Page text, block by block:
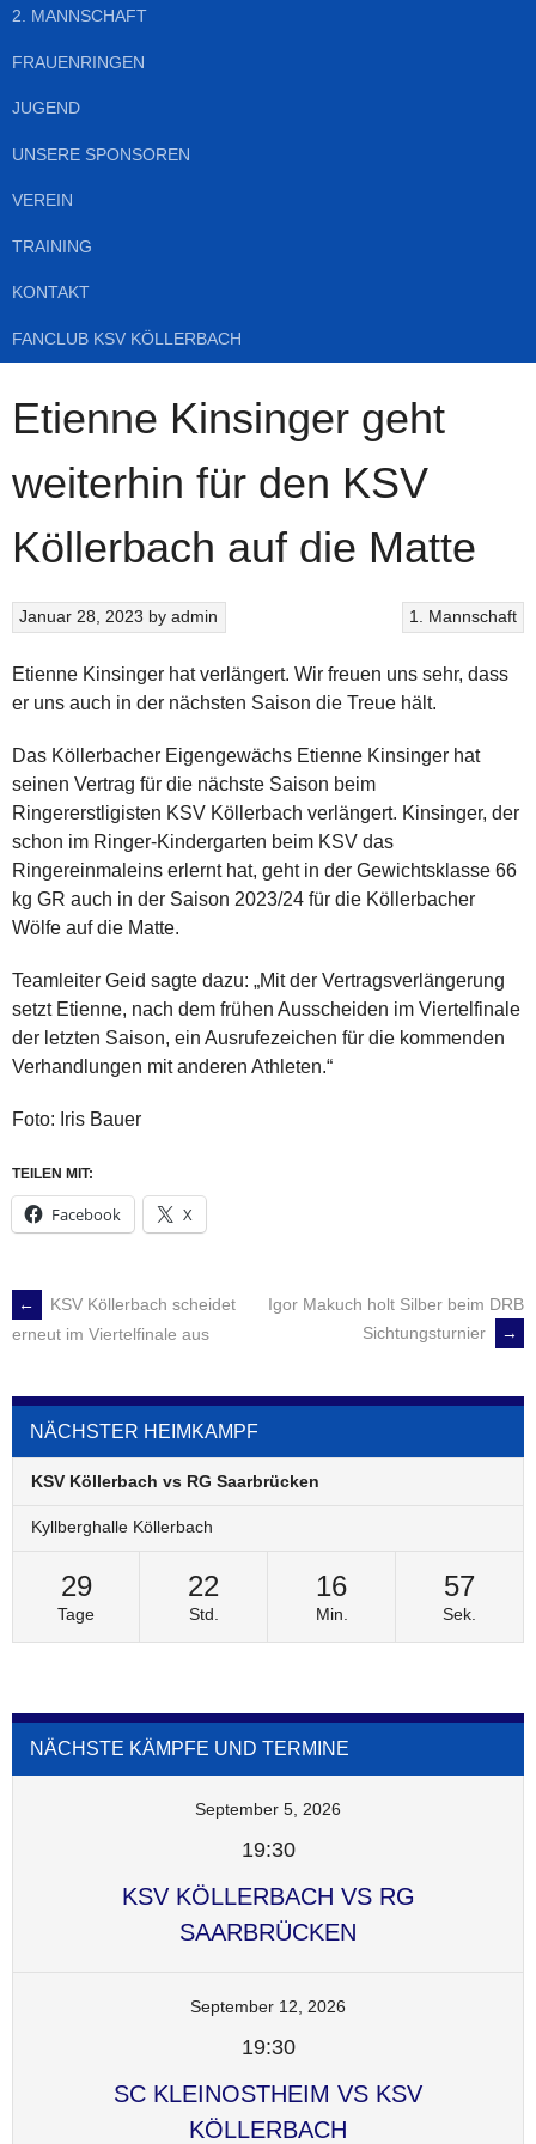
2. MANNSCHAFT
FRAUENRINGEN
JUGEND
UNSERE SPONSOREN
VEREIN
TRAINING
KONTAKT
FANCLUB KSV KÖLLERBACH
Etienne Kinsinger geht
weiterhin für den KSV
Köllerbach auf die Matte
1. Mannschaft
Januar 28, 2023 byadmin
Etienne Kinsinger hat verlängert. Wir freuen uns sehr, dass
er uns auch in der nächsten Saison die Treue hält.
Das Köllerbacher Eigengewächs Etienne Kinsinger hat
seinen Vertrag für die nächste Saison beim
Ringererstligisten KSV Köllerbach verlängert. Kinsinger, der
schon im Ringer-Kindergarten beim KSV das
Ringereinmaleins erlernt hat, geht in der Gewichtsklasse 66
kg GR auch in der Saison 2023/24 für die Köllerbacher
Wölfe auf die Matte.
Teamleiter Geid sagte dazu: „Mit der Vertragsverlängerung
setzt Etienne, nach dem frühen Ausscheiden im Viertelfinale
der letzten Saison, ein Ausrufezeichen für die kommenden
Verhandlungen mit anderen Athleten.“
Foto: Iris Bauer
TEILEN MIT:
Facebook X
POST
NAVIGATION
←
KSV Köllerbach scheidet
erneut im Viertelfinale aus
Igor Makuch holt Silber beim DRB
Sichtungsturnier
→
NÄCHSTER HEIMKAMPF
KSV Köllerbach vs RG Saarbrücken
Kyllberghalle Köllerbach
29
Tage
22
Std.
16
Min.
57
Sek.
NÄCHSTE KÄMPFE UND TERMINE
September 5, 2026
19:30
KSV KÖLLERBACH VS RG
SAARBRÜCKEN
September 12, 2026
19:30
SC KLEINOSTHEIM VS KSV
KÖLLERBACH